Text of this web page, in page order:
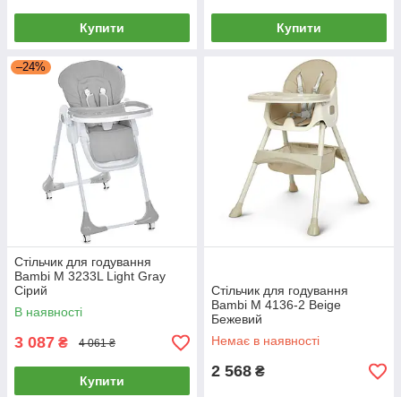
Купити Купити
–24%
Стільчик для годування
Bambi M 3233L Light Gray
Сірий
В наявності
3 087 ₴ 4 061 ₴
Купити
Стільчик для годування
Bambi M 4136-2 Beige
Бежевий
Немає в наявності
2 568 ₴